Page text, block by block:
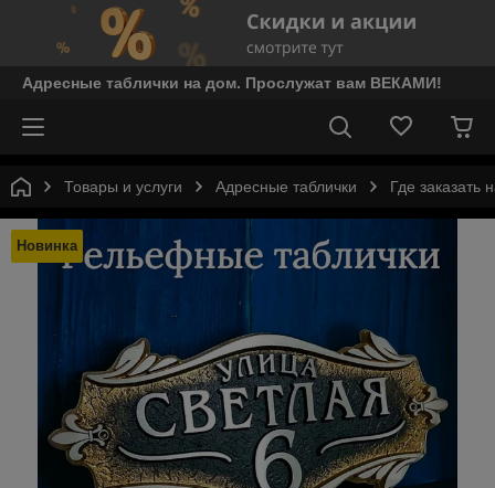
Адресные таблички на дом. Прослужат вам ВЕКАМИ!
Товары и услуги Адресные таблички Где заказать
Новинка